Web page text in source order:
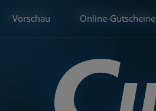
Vorschau Online-Gutscheine